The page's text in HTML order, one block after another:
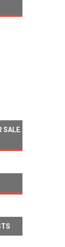
SALE.